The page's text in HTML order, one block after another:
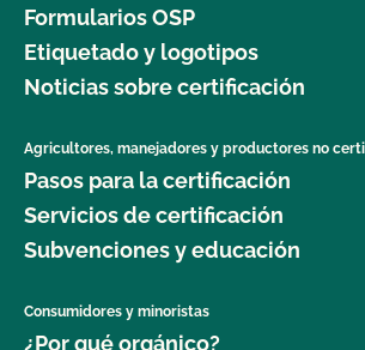
Formularios OSP
Etiquetado y logotipos
Noticias sobre certificación
Agricultores, manejadores y productores no
Pasos para la certificación
Servicios de certificación
Subvenciones y educación
Consumidores y minoristas
¿Por qué orgánico?